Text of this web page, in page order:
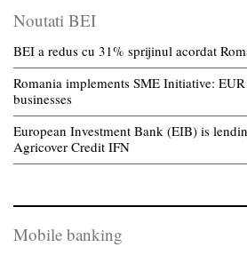
Noutati BEI
BEI a redus cu 31% sprijinul acordat
Romania implements SME Initiative:
businesses
European Investment Bank (EIB) is
Agricover Credit IFN
Mobile banking